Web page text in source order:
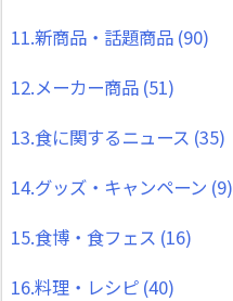
11.新商品・話題商品 (90)
12.メーカー商品 (51)
13.食に関するニュース (35)
14.グッズ・キャンペーン (9)
15.食博・食フェス (16)
16.料理・レシピ (40)